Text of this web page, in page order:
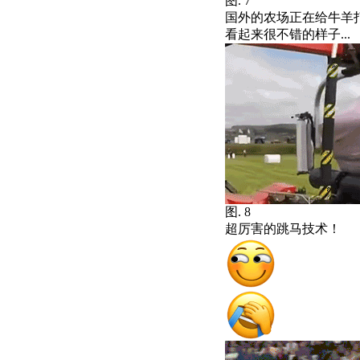
国外的农场正在给牛羊
看起来很不错的样子...
图. 8
超厉害的跳马技术！